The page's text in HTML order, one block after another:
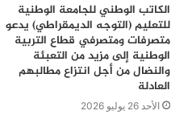
الكاتب الوطني للجامعة الوطنية
للتعليم (التوجه الديمقراطي) يدعو
متصرفات ومتصرفي قطاع التربية
الوطنية إلى مزيد من التعبئة
والنضال من أجل انتزاع مطالبهم
العادلة
الأحد 26 يوليو 2026